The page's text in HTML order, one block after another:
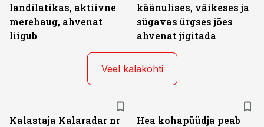
landilatikas, aktiivne
merehaug, ahvenat
liigub
käänulises, väikeses ja
sügavas ürgses jões
ahvenat jigitada
Veel kalakohti
Kalastaja Kalaradar nr
Hea kohapüüdja peab